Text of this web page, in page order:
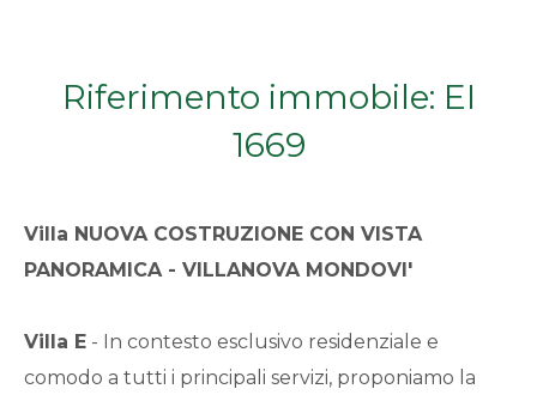
Riferimento immobile: EI
1669
Villa NUOVA COSTRUZIONE CON VISTA
PANORAMICA - VILLANOVA MONDOVI'
Villa E - In contesto esclusivo residenziale e
comodo a tutti i principali servizi, proponiamo la
3
5